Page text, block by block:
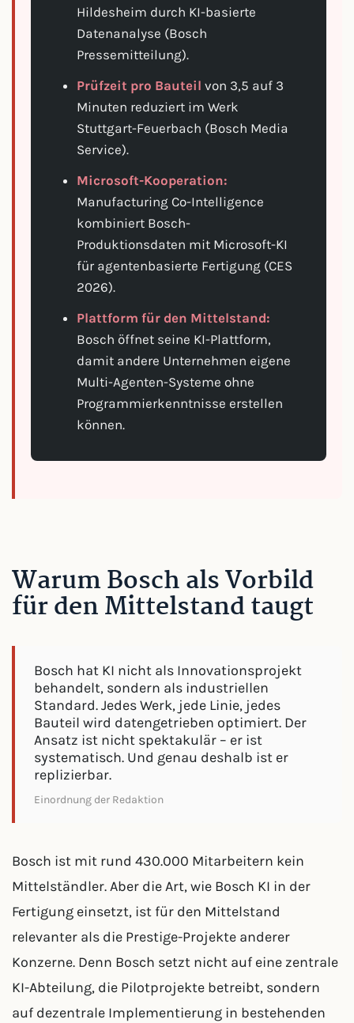
Hildesheim durch KI-basierte
Datenanalyse (Bosch
Pressemitteilung).
Prüfzeit pro Bauteil von 3,5 auf 3
Minuten reduziert im Werk
Stuttgart-Feuerbach (Bosch Media
Service).
Microsoft-Kooperation:
Manufacturing Co-Intelligence
kombiniert Bosch-
Produktionsdaten mit Microsoft-KI
für agentenbasierte Fertigung (CES
2026).
Plattform für den Mittelstand:
Bosch öffnet seine KI-Plattform,
damit andere Unternehmen eigene
Multi-Agenten-Systeme ohne
Programmierkenntnisse erstellen
können.
Warum Bosch als Vorbild
für den Mittelstand taugt
Bosch hat KI nicht als Innovationsprojekt
behandelt, sondern als industriellen
Standard. Jedes Werk, jede Linie, jedes
Bauteil wird datengetrieben optimiert. Der
Ansatz ist nicht spektakulär – er ist
systematisch. Und genau deshalb ist er
replizierbar.
Einordnung der Redaktion
Bosch ist mit rund 430.000 Mitarbeitern kein
Mittelständler. Aber die Art, wie Bosch KI in der
Fertigung einsetzt, ist für den Mittelstand
relevanter als die Prestige-Projekte anderer
Konzerne. Denn Bosch setzt nicht auf eine zentrale
KI-Abteilung, die Pilotprojekte betreibt, sondern
auf dezentrale Implementierung in bestehenden